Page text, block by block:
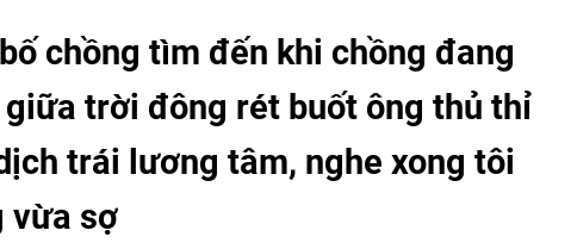
chồng tìm đến khi chồng đang
giữa trời đông rét buốt ông thủ thỉ
trái lương tâm, nghe xong tôi
vừa sợ